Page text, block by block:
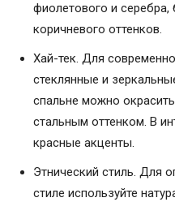
фиолетового и
коричневого оттенков.
Хай-тек. Для
стеклянные и
спальне можно
стальным оттенком. В
красные акценты.
Этнический стиль. Для
стиле используйте